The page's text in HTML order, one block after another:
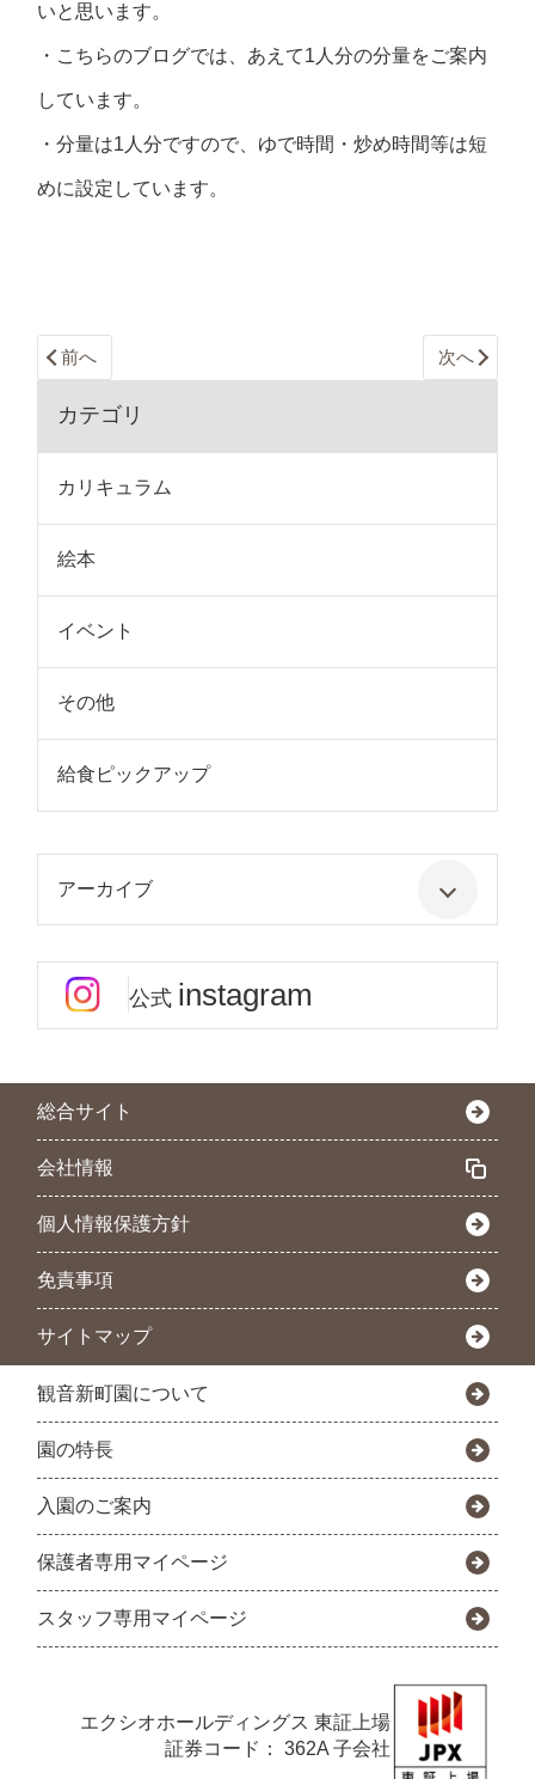
いと思います。
・こちらのブログでは、あえて1人分の分量をご案内
しています。
・分量は1人分ですので、ゆで時間・炒め時間等は短
めに設定しています。
前へ 次へ
カテゴリ
カリキュラム
絵本
イベント
その他
給食ピックアップ
アーカイブ
公式 instagram
総合サイト
会社情報
個人情報保護方針
免責事項
サイトマップ
観音新町園について
園の特長
入園のご案内
保護者専用マイページ
スタッフ専用マイページ
エクシオホールディングス 東証上場
証券コード： 362A 子会社